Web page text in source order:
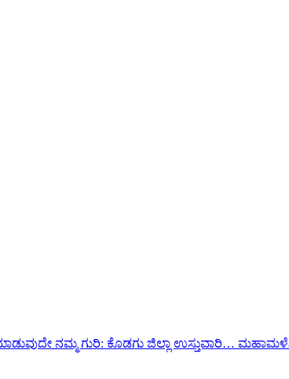
ಜಿಲ್ಲಾ ಉಸ್ತುವಾರಿ…ಮಹಾಮಳೆಗೆ ಕೇರಳ ತತ್ತರ;